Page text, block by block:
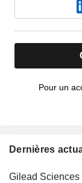
Pour un
Dernières
Gilead Sciences